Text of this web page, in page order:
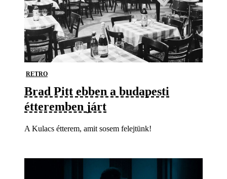
RETRO
Brad Pitt ebben a budapesti
étteremben járt
A Kulacs étterem, amit sosem felejtünk!